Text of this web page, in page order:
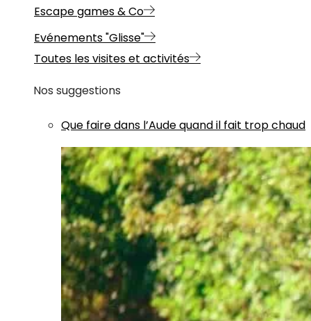
Escape games & Co
Evénements "Glisse"
Toutes les visites et activités
Nos suggestions
Que faire dans l’Aude quand il fait trop chaud